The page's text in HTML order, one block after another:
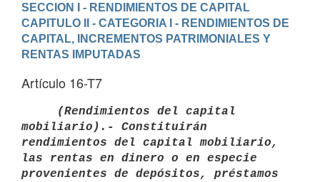
SECCION I - RENDIMIENTOS DE CAPITAL
CAPITULO II - CATEGORIA I - RENDIMIENTOS DE
CAPITAL, INCREMENTOS PATRIMONIALES Y
RENTAS IMPUTADAS
Artículo 16-T7
    (Rendimientos del capital
mobiliario).- Constituirán
rendimientos del capital mobiliario,
las rentas en dinero o en especie
provenientes de depósitos, préstamos